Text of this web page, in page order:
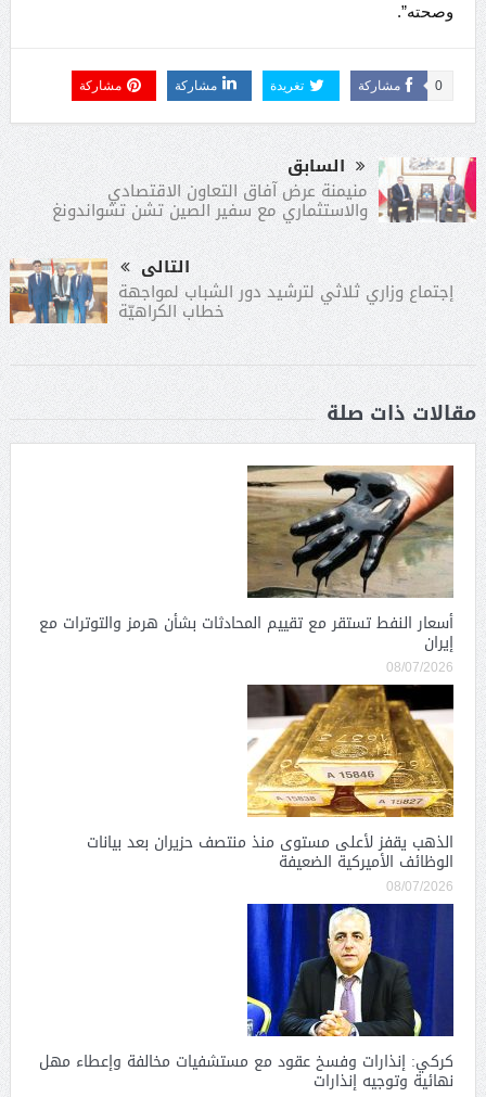
وصحته”.
مشاركة 0 تغريدة مشاركة مشاركة
السابق
منيمنة عرض آفاق التعاون الاقتصادي
والاستثماري مع سفير الصين تشن تشواندونغ
التالى
إجتماع وزاري ثلاثي لترشيد دور الشباب لمواجهة
خطاب الكراهيّة
مقالات ذات صلة
أسعار النفط تستقر مع تقييم المحادثات بشأن هرمز والتوترات مع
إيران
08/07/2026
الذهب يقفز لأعلى مستوى منذ منتصف حزيران بعد بيانات
الوظائف الأميركية الضعيفة
08/07/2026
كركي: إنذارات وفسخ عقود مع مستشفيات مخالفة وإعطاء مهل
نهائية وتوجيه إنذارات